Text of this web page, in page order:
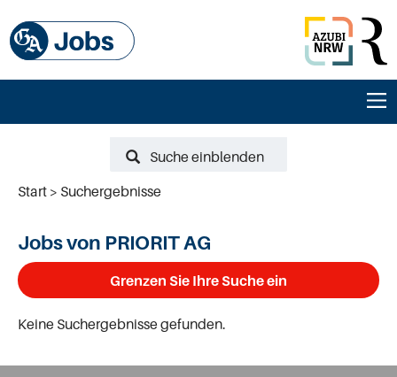
Suche einblenden
Start
Suchergebnisse
Jobs von PRIORIT AG
Grenzen Sie Ihre Suche ein
Keine Suchergebnisse gefunden.